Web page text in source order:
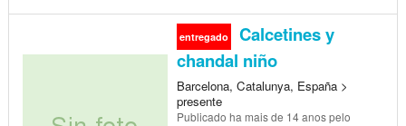
entregado
Calcetines y
chandal niño
Barcelona, Catalunya, España >
presente
Publicado ha mais de 14 anospelo